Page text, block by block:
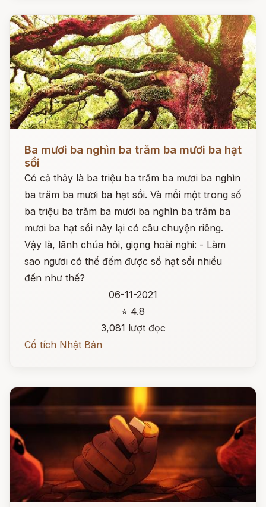
Ba mươi ba nghìn ba trăm ba mươi ba hạt
sồi
Có cả thảy là ba triệu ba trăm ba mươi ba nghìn
ba trăm ba mươi ba hạt sồi. Và mỗi một trong số
ba triệu ba trăm ba mươi ba nghìn ba trăm ba
mươi ba hạt sồi này lại có câu chuyện riêng.
Vậy là, lãnh chúa hỏi, giọng hoài nghi: - Làm
sao ngươi có thể đếm được số hạt sồi nhiều
đến như thế?
06-11-2021
⭐ 4.8
3,081 lượt đọc
Cổ tích Nhật Bản